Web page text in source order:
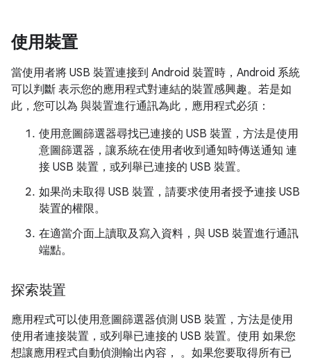
使用裝置
當使用者將 USB 裝置連接到 Android 裝置時，Android 系統
可以判斷 表示您的應用程式對連結的裝置感興趣。若是如
此，您可以為 與裝置進行通訊為此，應用程式必須：
使用意圖篩選器尋找已連接的 USB 裝置，方法是使用
意圖篩選器，讓系統在使用者收到通知時傳送通知 連
接 USB 裝置，或列舉已連接的 USB 裝置。
如果尚未取得 USB 裝置，請要求使用者授予連接 USB
裝置的權限。
在適當介面上讀取及寫入資料，與 USB 裝置進行通訊
端點。
探索裝置
應用程式可以使用意圖篩選器偵測 USB 裝置，方法是使用
使用者連接裝置，或列舉已連接的 USB 裝置。使用 如果您
想讓應用程式自動偵測輸出內容， 。如果您要取得所有已